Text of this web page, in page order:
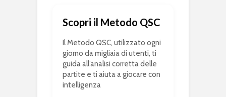
Scopri il Metodo QSC
Il Metodo QSC, utilizzato ogni
giorno da migliaia di utenti, ti
guida all’analisi corretta delle
partite e ti aiuta a giocare con
intelligenza